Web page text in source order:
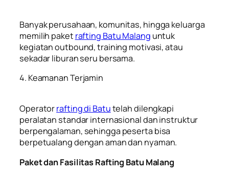
Banyak perusahaan, komunitas, hingga keluarga
memilih paket rafting Batu Malang untuk
kegiatan outbound, training motivasi, atau
sekadar liburan seru bersama.
4. Keamanan Terjamin
Operatorrafting di Batutelah dilengkapi
peralatan standar internasional dan instruktur
berpengalaman, sehingga peserta bisa
berpetualang dengan aman dan nyaman.
Paket dan Fasilitas Rafting Batu Malang